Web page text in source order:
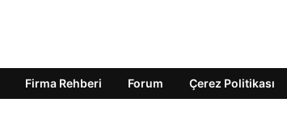
Firma Rehberi Forum Çerez Politikası